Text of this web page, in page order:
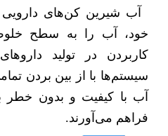
آب شیرین کن‌های دارویی
خود، آب را به سطح
کاربردن در تولید
سیستم‌ها با از بین بردن
آب با کیفیت و بدون خطر
فراهم می‌آورند.